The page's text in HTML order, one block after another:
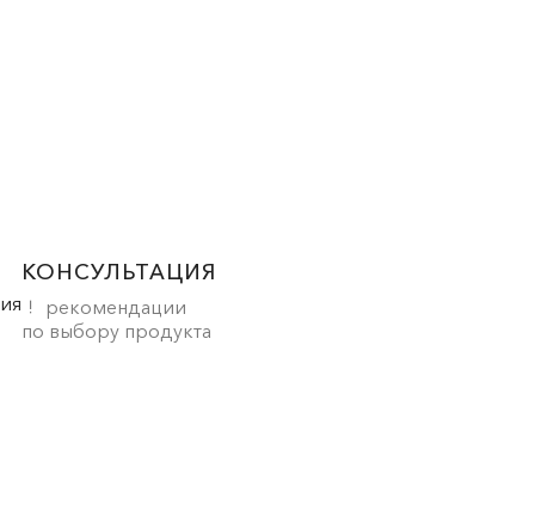
КОНСУЛЬТАЦИЯ
рекомендации
по выбору продукта